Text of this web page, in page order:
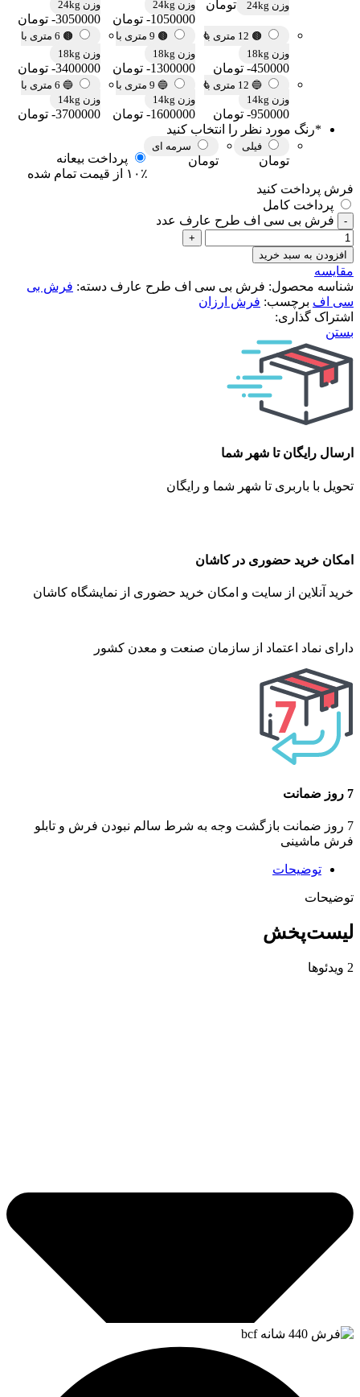
وزن 24kg تومان وزن 24kg
-1050000 تومان
وزن 24kg
-3050000 تومان
🟤 12 متری با
وزن 18kg
-450000 تومان
🟤 9 متری با
وزن 18kg
-1300000 تومان
🟤 6 متری با
وزن 18kg
-3400000 تومان
🔵 12 متری با
وزن 14kg
-950000 تومان
🔵 9 متری با
وزن 14kg
-1600000 تومان
🔵 6 متری با
وزن 14kg
-3700000 تومان
*رنگ مورد نظر را انتخاب کنید
فیلی
تومان
سرمه ای
تومان
پرداخت بیعانه
۱۰٪ از قیمت تمام شده
فرش پرداخت کنید
پرداخت کامل
فرش بی سی اف طرح عارف عدد
افزودن به سبد خرید
مقایسه
شناسه محصول: فرش بی سی اف طرح عارف دسته: فرش بی
سی اف برچسب: فرش ارزان
اشتراک گذاری:
بستن
ارسال رایگان تا شهر شما
تحویل با باربری تا شهر شما و رایگان
امکان خرید حضوری در کاشان
خرید آنلاین از سایت و امکان خرید حضوری از نمایشگاه کاشان
دارای نماد اعتماد از سازمان صنعت و معدن کشور
7 روز ضمانت
7 روز ضمانت بازگشت وجه به شرط سالم نبودن فرش و تابلو
فرش ماشینی
توضیحات
توضیحات
لیست‌پخش
2 ویدئوها